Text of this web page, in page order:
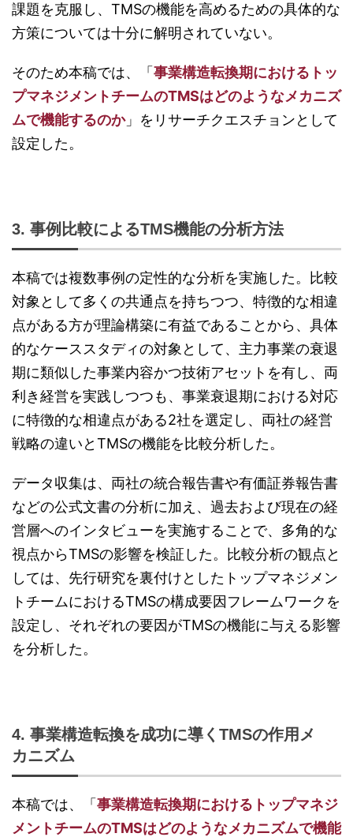
課題を克服し、TMSの機能を高めるための具体的な
方策については十分に解明されていない。
そのため本稿では、「事業構造転換期におけるトッ
プマネジメントチームのTMSはどのようなメカニズ
ムで機能するのか」をリサーチクエスチョンとして
設定した。
3. 事例比較によるTMS機能の分析方法
本稿では複数事例の定性的な分析を実施した。比較
対象として多くの共通点を持ちつつ、特徴的な相違
点がある方が理論構築に有益であることから、具体
的なケーススタディの対象として、主力事業の衰退
期に類似した事業内容かつ技術アセットを有し、両
利き経営を実践しつつも、事業衰退期における対応
に特徴的な相違点がある2社を選定し、両社の経営
戦略の違いとTMSの機能を比較分析した。
データ収集は、両社の統合報告書や有価証券報告書
などの公式文書の分析に加え、過去および現在の経
営層へのインタビューを実施することで、多角的な
視点からTMSの影響を検証した。比較分析の観点と
しては、先行研究を裏付けとしたトップマネジメン
トチームにおけるTMSの構成要因フレームワークを
設定し、それぞれの要因がTMSの機能に与える影響
を分析した。
4. 事業構造転換を成功に導くTMSの作用メ
カニズム
本稿では、「事業構造転換期におけるトップマネジ
メントチームのTMSはどのようなメカニズムで機能